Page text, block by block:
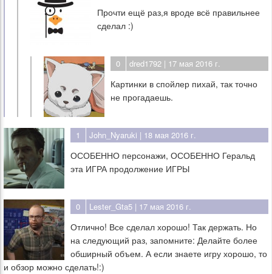
Прочти ещё раз,я вроде всё правильнее
сделал :)
0 dred1792 | 17 мая 2016 г.
Картинки в спойлер пихай, так точно
не прогадаешь.
1 John_Nyaruki | 18 мая 2016 г.
ОСОБЕННО персонажи, ОСОБЕННО Геральд
эта ИГРА продолжение ИГРЫ
0 Lester_Gta5 | 17 мая 2016 г.
Отлично! Все сделал хорошо! Так держать. Но
на следующий раз, запомните: Делайте более
обширный объем. А если знаете игру хорошо, то
и обзор можно сделать!:)